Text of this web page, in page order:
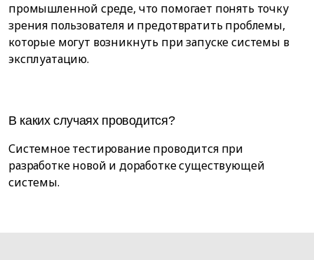
промышленной среде, что помогает понять точку
зрения пользователя и предотвратить проблемы,
которые могут возникнуть при запуске системы в
эксплуатацию.
В каких случаях проводится?
Системное тестирование проводится при
разработке новой и доработке существующей
системы.